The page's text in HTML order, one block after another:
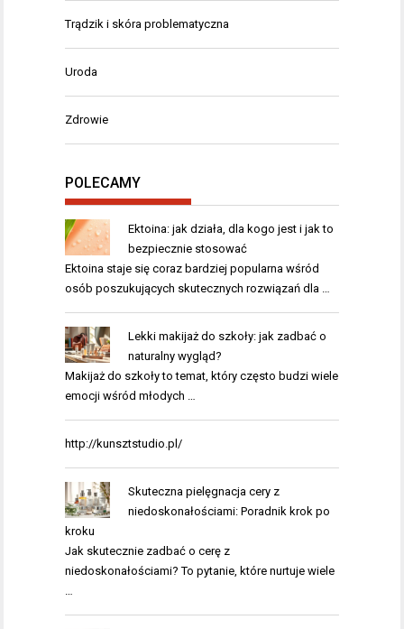
Trądzik i skóra problematyczna
Uroda
Zdrowie
POLECAMY
Ektoina: jak działa, dla kogo jest i jak to
bezpiecznie stosować
Ektoina staje się coraz bardziej popularna wśród
osób poszukujących skutecznych rozwiązań dla …
Lekki makijaż do szkoły: jak zadbać o
naturalny wygląd?
Makijaż do szkoły to temat, który często budzi wiele
emocji wśród młodych …
http://kunsztstudio.pl/
Skuteczna pielęgnacja cery z
niedoskonałościami: Poradnik krok po
kroku
Jak skutecznie zadbać o cerę z
niedoskonałościami? To pytanie, które nurtuje wiele
…